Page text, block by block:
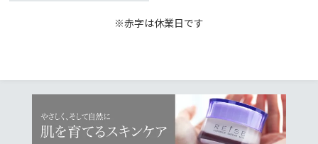
※赤字は休業日です